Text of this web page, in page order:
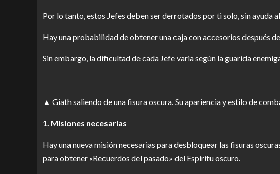
Por lo tanto, estos Jefes deben ser derrotados por ti solo, sin ayuda
Hay una probabilidad de obtener una caja con accesorios después
Sin embargo, la dificultad de cada Jefe varia según la guarida
▲ Giath saliendo de una fisura oscura. Su apariencia y estilo de
1. Misiones necesarias
Hay una nueva misión necesarias para desbloquear las fisuras
para obtener «Recuerdos del pasado» del Espíritu oscuro.